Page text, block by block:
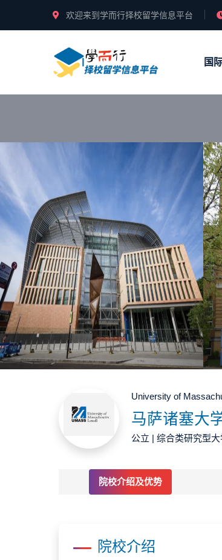
欢迎来到学而行择校留学信息平台
国
University of
马萨诸塞大
公立 | 综合类研究型大
院校介绍及优势
院校介绍